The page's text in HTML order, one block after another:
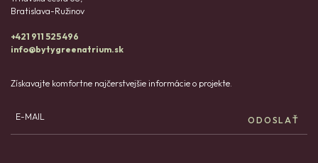
Bratislava-Ružinov
+421 911 525 496
info@bytygreenatrium.sk
Získavajte komfortne najčerstvejšie informácie o projekte.
E-MAIL ODOSLAŤ